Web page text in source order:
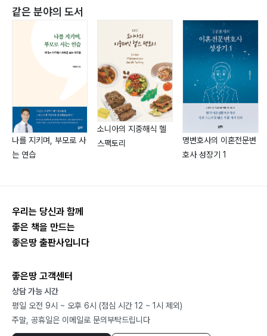
받아쓰기 · 80
일기로 마무리하는 하루 · 81
맞춤법과 띄어쓰기 · 84
독서로 깊어지는 문해력 · 85
배운 것 실천하기 · 91
4) 숫자와 개념 놀이터, 수학 · 93
손에 닿는 수학 감각 · 95
수학적 개념 익히기 · 98
선행학습 바르게 알기 · 100
수학 문제 풀어 보기 · 104
단원 첫 장 정복하기 · 114
<세 번째 주제> 학교생활에 관한 그 밖의 것들
2) 편한 옷 입기 · 119
3) 꼭 필요한 학용품 고르기 · 121
4) 교실에서 만나는 다양한 감정 · 122
5) 서로의 마음을 여는 학부모 상담 · 124
같은 분야의 도서
나를 지키며, 부모로 사
는 연습
소니아의 지중해식 헬
스팩토리
명변호사의 이혼전문변
호사 성장기 1
우리는 당신과 함께
좋은 책을 만드는
좋은땅 출판사입니다
좋은땅 고객센터
상담 가능 시간
평일 오전 9시 ~ 오후 6시 (점심 시간 12 ~ 1시 제외)
주말, 공휴일은 이메일로 문의부탁드립니다